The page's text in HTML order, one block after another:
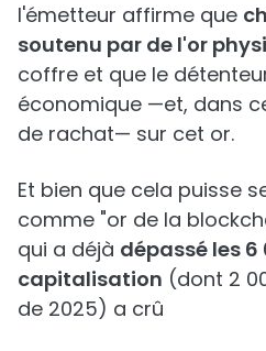
l'émetteur affirme que
soutenu par de l'or
coffre et que le
économique —et, dans
de rachat— sur cet or.
Et bien que cela puisse
comme "or de la
qui a déjà dépassé les
capitalisation (dont 2
de 2025) a crû